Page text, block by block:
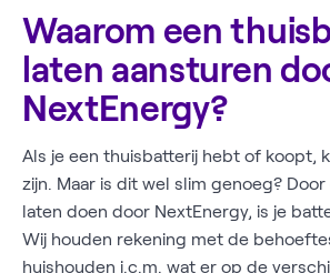
Waarom een
laten aansturen
NextEnergy?
Als je een thuisbatterij hebt of koopt,
zijn. Maar is dit wel slim genoeg?
laten doen door NextEnergy, is je
Wij houden rekening met de
huishouden i.c.m. wat er op de